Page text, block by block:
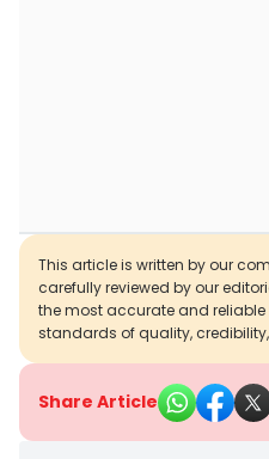
This article is written by our
carefully reviewed by our
the most accurate and
standards of quality,
Share Article